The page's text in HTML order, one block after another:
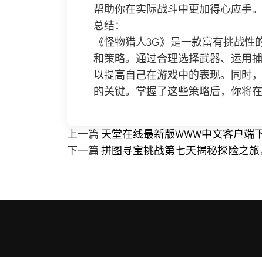
帮助你在实际战斗中更加得心应手。
总结：
《怪物猎人3G》是一款富有挑战
和策略。通过合理选择武器、运用
以提高自己在游戏中的表现。同时
的关键。掌握了这些策略后，你将
上一篇 天堂在线最新版WWW中文客户端
下一篇 拼图寻宝挑战第七天揭秘探险之